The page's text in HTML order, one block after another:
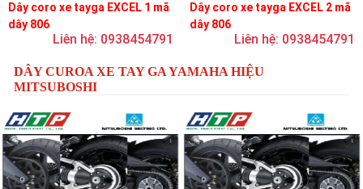
Dây coro xe tayga EXCEL 1 mã
dây 806
Liên hệ: 0938454791
Dây coro xe tayga EXCEL 2 mã
dây 806
Liên hệ: 0938454791
DÂY CUROA XE TAY GA YAMAHA HIỆU
MITSUBOSHI